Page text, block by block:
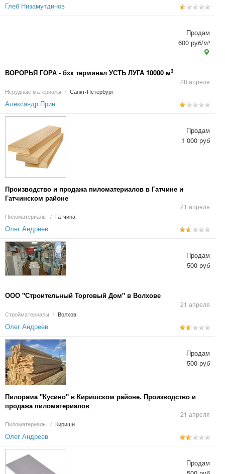
Глеб Низамутдинов
ВОРОРЬЯ ГОРА - бхк терминал УСТЬ ЛУГА 10000 м3
28 апреля
Нерудные материалы / Санкт-Петербург
Продам
600 руб/м³
Александр Прин
Производство и продажа пиломатериалов в Гатчине и
Гатчинском районе
21 апреля
Пиломатериалы / Гатчина
Продам
1 000 руб
Олег Андреев
ООО "Строительный Торговый Дом" в Волхове
21 апреля
Стройматериалы / Волхов
Продам
500 руб
Олег Андреев
Пилорама "Кусино" в Киришском районе. Производство и
продажа пиломатериалов
21 апреля
Пиломатериалы / Кириши
Продам
500 руб
Олег Андреев
Продам